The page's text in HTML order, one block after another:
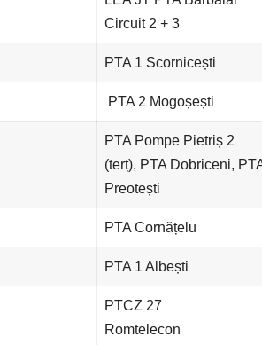
Circuit 2 + 3
PTA 1 Scornicești
PTA 2 Mogoșești
PTA Pompe Pietriș 2
(terț), PTA Dobriceni,
Preotești
PTA Cornățelu
PTA 1 Albești
PTCZ 27
Romtelecon